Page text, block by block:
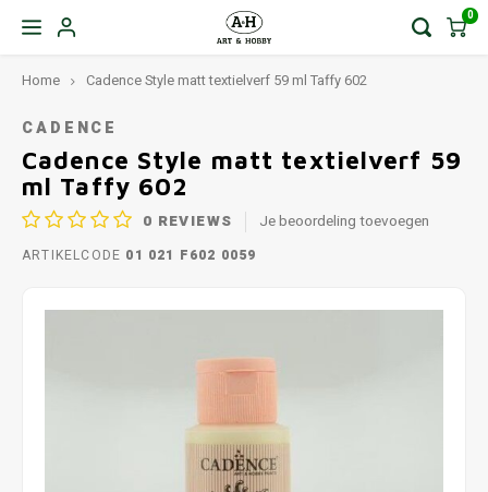
0
Home Cadence Style matt textielverf 59 ml Taffy 602
CADENCE
Cadence Style matt textielverf 59
ml Taffy 602
0 REVIEWS Je beoordeling toevoegen
ARTIKELCODE 01 021 F602 0059